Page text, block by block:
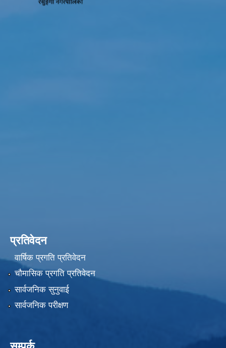
प्रतिवेदन
वार्षिक प्रगति प्रतिवेदन
चौमासिक प्रगति प्रतिवेदन
सार्वजनिक सुनुवाई
सार्वजनिक परीक्षण